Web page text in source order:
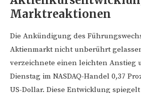
Marktreaktionen
Die Ankündigung des
Aktienmarkt nicht unberührt
verzeichnete einen leichten Anstieg
Dienstag im NASDAQ-Handel 0,37
US-Dollar. Diese Entwicklung